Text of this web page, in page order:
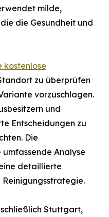
milde,
die Gesundheit und
kostenlose
zu überprüfen
vorzuschlagen.
und
Entscheidungen zu
Die
Analyse
detaillierte
Stuttgart,